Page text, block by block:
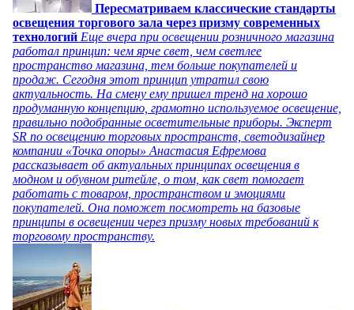
Пересматриваем классические стандарты
освещения торгового зала через призму современных
технологий Еще вчера при освещении розничного магазина
работал принцип: чем ярче свет, чем светлее
пространство магазина, тем больше покупателей и
продаж. Сегодня этот принцип утратил свою
актуальность. На смену ему пришел тренд на хорошо
продуманную концепцию, грамотно используемое освещение,
правильно подобранные осветительные приборы. Эксперт
SR по освещению торговых пространств, светодизайнер
компании «Точка опоры» Анастасия Ефремова
рассказывает об актуальных принципах освещения в
модном и обувном ритейле, о том, как свет помогает
работать с товаром, пространством и эмоциями
покупателей. Она поможет посмотреть на базовые
принципы в освещении через призму новых требований к
торговому пространству.